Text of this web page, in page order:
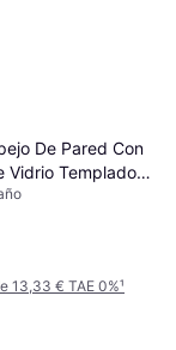
De Pared Con
Vidrio Templado
13,33 € TAE 0%¹